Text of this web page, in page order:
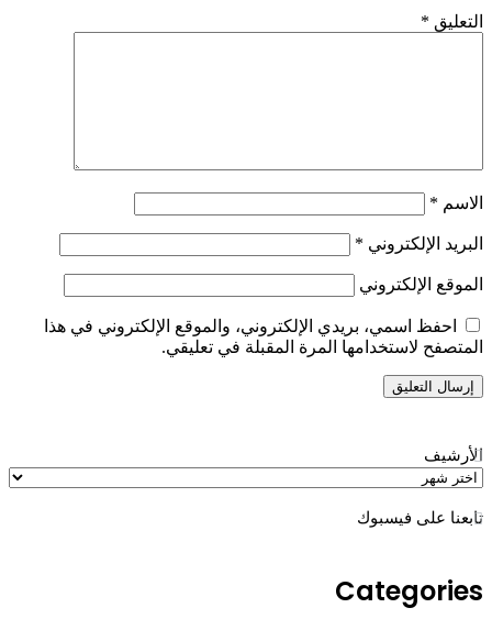
التعليق *
الاسم *
البريد الإلكتروني *
الموقع الإلكتروني
احفظ اسمي، بريدي الإلكتروني، والموقع الإلكتروني في هذا
المتصفح لاستخدامها المرة المقبلة في تعليقي.
الأرشيف
الأرشيف
تابعنا على فيسبوك
Categories